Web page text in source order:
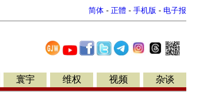
简体 - 正體 - 手机版 - 电子报
寰宇 维权 视频 杂谈